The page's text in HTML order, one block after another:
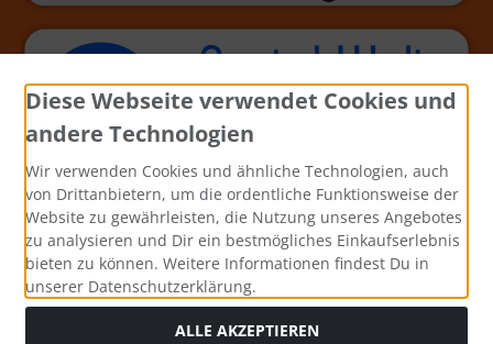
Diese Webseite verwendet Cookies und
andere Technologien
Wir verwenden Cookies und ähnliche Technologien, auch
von Drittanbietern, um die ordentliche Funktionsweise der
Website zu gewährleisten, die Nutzung unseres Angebotes
zu analysieren und Dir ein bestmögliches Einkaufserlebnis
bieten zu können. Weitere Informationen findest Du in
unserer Datenschutzerklärung.
ALLE AKZEPTIEREN